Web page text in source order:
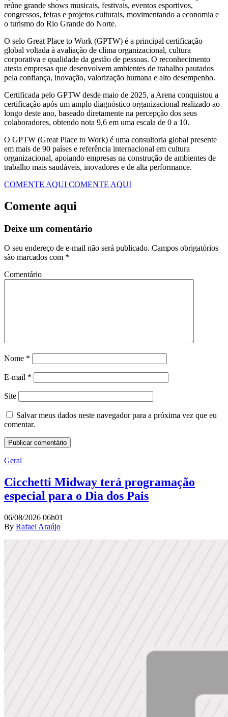
reúne grande shows musicais, festivais, eventos esportivos,
congressos, feiras e projetos culturais, movimentando a economia e
o turismo do Rio Grande do Norte.
O selo Great Place to Work (GPTW) é a principal certificação
global voltada à avaliação de clima organizacional, cultura
corporativa e qualidade da gestão de pessoas. O reconhecimento
atesta empresas que desenvolvem ambientes de trabalho pautados
pela confiança, inovação, valorização humana e alto desempenho.
Certificada pelo GPTW desde maio de 2025, a Arena conquistou a
certificação após um amplo diagnóstico organizacional realizado ao
longo deste ano, baseado diretamente na percepção dos seus
colaboradores, obtendo nota 9,6 em uma escala de 0 a 10.
O GPTW (Great Place to Work) é uma consultoria global presente
em mais de 90 países e referência internacional em cultura
organizacional, apoiando empresas na construção de ambientes de
trabalho mais saudáveis, inovadores e de alta performance.
COMENTE AQUI COMENTE AQUI
Comente aqui
Deixe um comentário
O seu endereço de e-mail não será publicado. Campos obrigatórios
são marcados com *
Comentário
Nome *
E-mail *
Site
Salvar meus dados neste navegador para a próxima vez que eu
comentar.
Geral
Cicchetti Midway terá programação
especial para o Dia dos Pais
06/08/2026 06h01
By Rafael Araújo